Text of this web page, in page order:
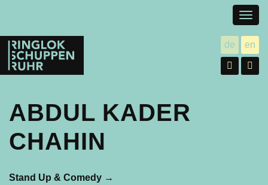
Ringlokschuppen
Ruhr
de utsch
en
ABDUL KADER
CHAHIN
Stand Up & Comedy →